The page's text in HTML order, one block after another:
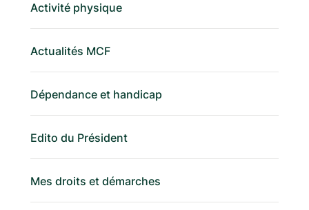
Activité physique
Actualités MCF
Dépendance et handicap
Edito du Président
Mes droits et démarches